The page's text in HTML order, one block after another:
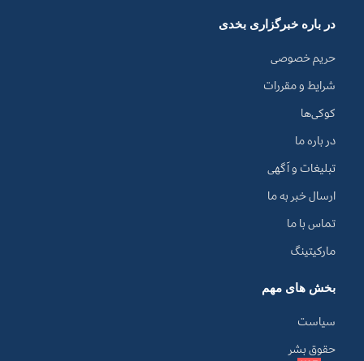
در باره خبرگزاری بخدی
حریم خصوصی
شرایط و مقررات
کوکی‌ها
در باره ما
تبلیغات و آگهی
ارسال خبر به ما
تماس با ما
مارکیتینگ
بخش های مهم
سیاست
حقوق بشر